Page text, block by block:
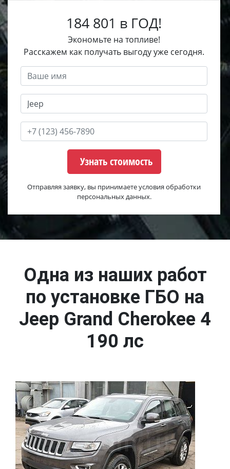
184 801 в ГОД!
Экономьте на топливе!
Расскажем как получать выгоду уже сегодня.
Узнать стоимость
Отправляя заявку, вы принимаете условия обработки
персональных данных.
Одна из наших работ
по установке ГБО на
Jeep Grand Cherokee 4
190 лс